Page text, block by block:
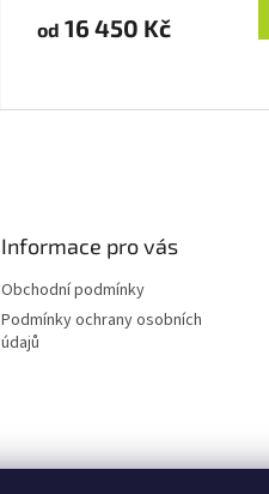
od 16 450 Kč
Informace pro vás
Obchodní podmínky
Podmínky ochrany osobních
údajů